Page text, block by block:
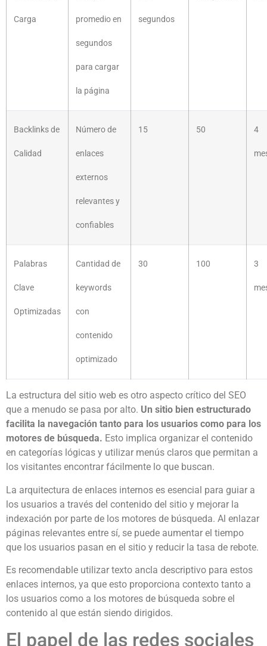
Carga promedio en
segundos
para cargar
la página
segundos
Backlinks de
Calidad
Número de
enlaces
externos
relevantes y
confiables
15 50 4
Palabras
Clave
Optimizadas
Cantidad de
keywords
con
contenido
optimizado
30 100 3
La estructura del sitio web es otro aspecto crítico del SEO
que a menudo se pasa por alto. Un sitio bien estructurado
facilita la navegación tanto para los usuarios como para los
motores de búsqueda. Esto implica organizar el contenido
en categorías lógicas y utilizar menús claros que permitan a
los visitantes encontrar fácilmente lo que buscan.
La arquitectura de enlaces internos es esencial para guiar a
los usuarios a través del contenido del sitio y mejorar la
indexación por parte de los motores de búsqueda. Al enlazar
páginas relevantes entre sí, se puede aumentar el tiempo
que los usuarios pasan en el sitio y reducir la tasa de rebote.
Es recomendable utilizar texto ancla descriptivo para estos
enlaces internos, ya que esto proporciona contexto tanto a
los usuarios como a los motores de búsqueda sobre el
contenido al que están siendo dirigidos.
El papel de las redes sociales